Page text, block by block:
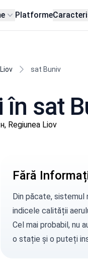
Platforme
sat Buniv
în sat
Regiunea Liov
Fără
Din păcate, sistemul
indicele calității
Cel mai probabil, nu
o stație și o puteți